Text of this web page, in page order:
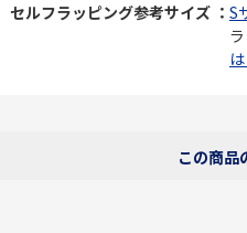
セルフラッピング参考サイズ ： S
この商品